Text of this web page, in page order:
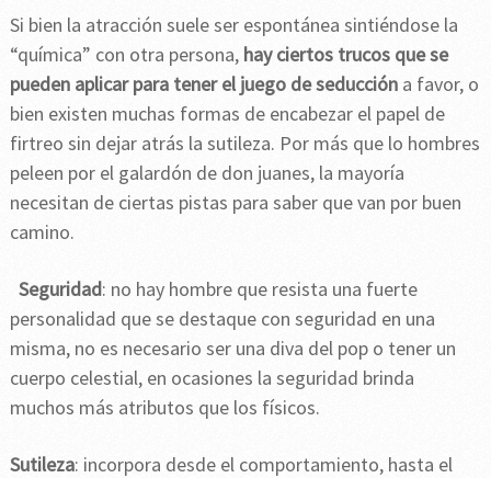
Si bien la atracción suele ser espontánea sintiéndose la
“química” con otra persona, hay ciertos trucos que se
pueden aplicar para tener el juego de seduccióna favor, o
bien existen muchas formas de encabezar el papel de
firtreo sin dejar atrás la sutileza. Por más que lo hombres
peleen por el galardón de don juanes, la mayoría
necesitan de ciertas pistas para saber que van por buen
camino.
Seguridad: no hay hombre que resista una fuerte
personalidad que se destaque con seguridad en una
misma, no es necesario ser una diva del pop o tener un
cuerpo celestial, en ocasiones la seguridad brinda
muchos más atributos que los físicos.
Sutileza: incorpora desde el comportamiento, hasta el